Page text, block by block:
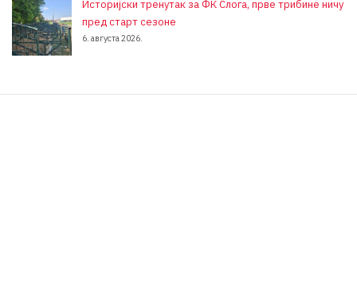
Историјски тренутак за ФК Слога, прве трибине ничу
пред старт сезоне
6. августа 2026.